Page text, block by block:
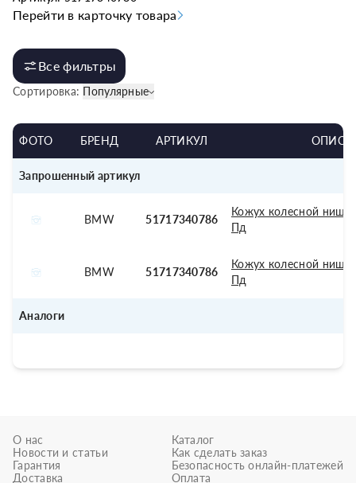
Перейти в карточку товара
Все фильтры
Сортировка: Популярные
ФОТО БРЕНД АРТИКУЛ
Запрошенный артикул
BMW 51717340786
Кожух колесной
Пд
BMW 51717340786
Кожух колесной
Пд
Аналоги
О нас
Новости и статьи
Гарантия
Доставка
Каталог
Как сделать заказ
Безопасность онлайн-платежей
Оплата